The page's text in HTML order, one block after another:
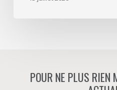
POUR NE PLUS RIEN